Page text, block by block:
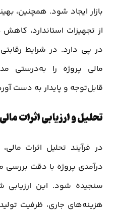
بازار ایجاد شود. همچنین،
از تجهیزات استاندارد،
در پی دارد. در شرایط رقابتی
مالی پروژه را به‌درستی
قابل‌توجه و پایدار به دست
تحلیل و ارزیابی اثرات
در فرآیند تحلیل اثرات
درآمدی پروژه با دقت بررسی
سنجیده شود. این ارزیابی
هزینه‌های جاری، ظرفیت